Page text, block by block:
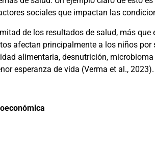
sociales que impactan las
de los resultados de salud, más
afectan principalmente a los niños
alimentaria, desnutrición,
esperanza de vida (Verma et al., 2023).